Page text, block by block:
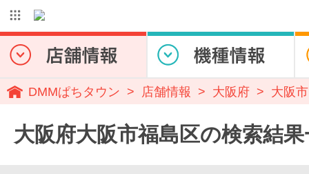
DMMぱちタウン 店舗情報 大阪府 大阪市
大阪府大阪市福島区の検索結